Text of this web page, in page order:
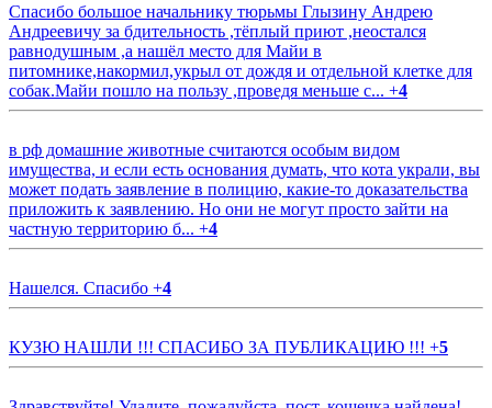
Спасибо большое начальнику тюрьмы Глызину Андрею
Андреевичу за бдительность ,тёплый приют ,неостался
равнодушным ,а нашёл место для Майи в
питомнике,накормил,укрыл от дождя и отдельной клетке для
собак.Майи пошло на пользу ,проведя меньше с... +4
в рф домашние животные считаются особым видом
имущества, и если есть основания думать, что кота украли, вы
может подать заявление в полицию, какие-то доказательства
приложить к заявлению. Но они не могут просто зайти на
частную территорию б... +4
Нашелся. Спасибо +4
КУЗЮ НАШЛИ !!! СПАСИБО ЗА ПУБЛИКАЦИЮ !!! +5